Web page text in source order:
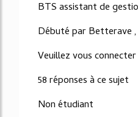
BTS assistant de
Débuté par Betterave ,
Veuillez vous
58 réponses à ce sujet
Non étudiant